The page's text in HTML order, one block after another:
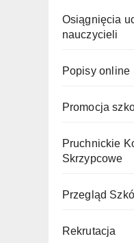
Osiągnięcia
nauczycieli
Popisy online
Promocja
Pruchnickie
Skrzypcowe
Przegląd
Rekrutacja